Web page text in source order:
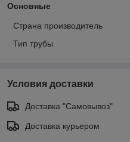
Основные
Страна производитель
Тип трубы
Условия доставки
Доставка "Самовывоз"
Доставка курьером